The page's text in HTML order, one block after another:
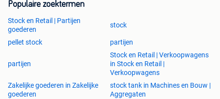
Populaire zoektermen
Stock en Retail | Partijen
goederen
stock
pellet stock partijen
partijen
Stock en Retail | Verkoopwagens
in Stock en Retail |
Verkoopwagens
Zakelijke goederen in Zakelijke
goederen
stock tank in Machines en Bouw |
Aggregaten